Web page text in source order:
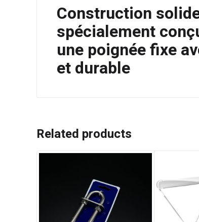
Construction
spécialement
une poignée fixe
et durable
Related products